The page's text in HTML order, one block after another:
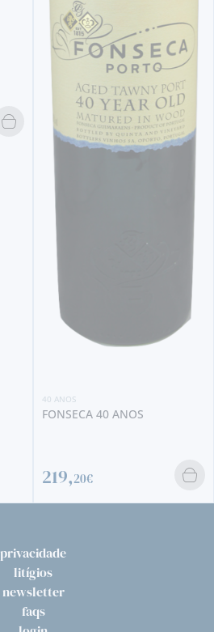
40 ANOS
VASQUES DE CARVALHO 40
ANOS TAWNY (375 ML)
143,95€
privacidade
litígios
newsletter
faqs